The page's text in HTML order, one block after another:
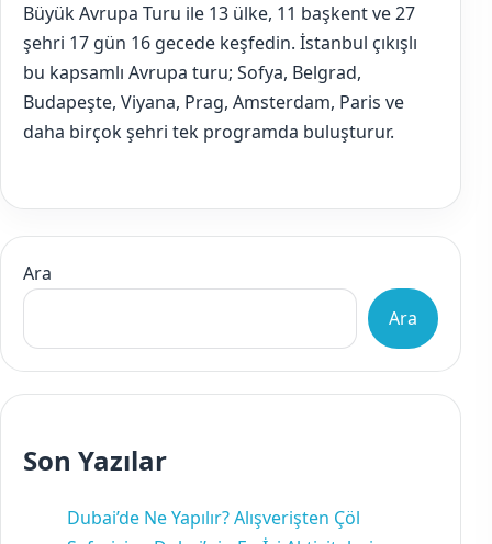
Büyük Avrupa Turu ile 13 ülke, 11 başkent ve 27
şehri 17 gün 16 gecede keşfedin. İstanbul çıkışlı
bu kapsamlı Avrupa turu; Sofya, Belgrad,
Budapeşte, Viyana, Prag, Amsterdam, Paris ve
daha birçok şehri tek programda buluşturur.
Ara
Ara
Son Yazılar
Dubai’de Ne Yapılır? Alışverişten Çöl